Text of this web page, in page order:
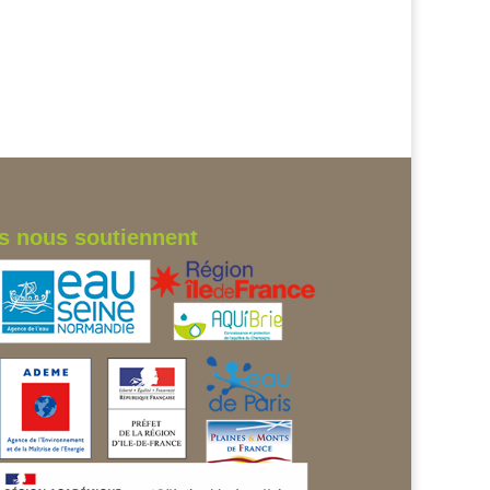
nous soutiennent